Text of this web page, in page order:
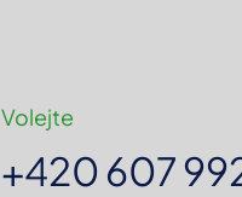
Volejte
+420 607